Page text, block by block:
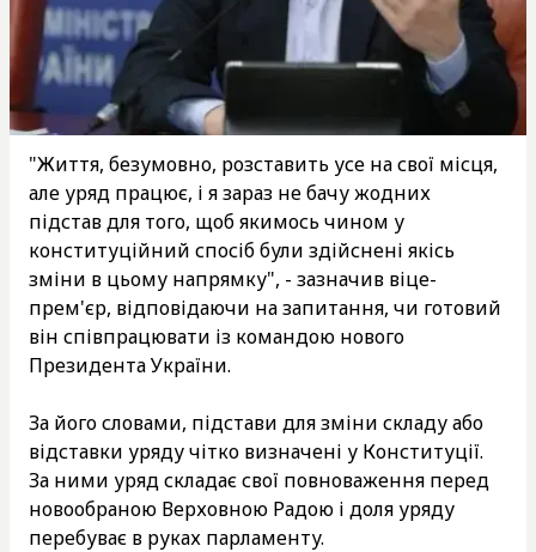
"Життя, безумовно, розставить усе на свої місця,
але уряд працює, і я зараз не бачу жодних
підстав для того, щоб якимось чином у
конституційний спосіб були здійснені якісь
зміни в цьому напрямку", - зазначив віце-
прем'єр, відповідаючи на запитання, чи готовий
він співпрацювати із командою нового
Президента України.
За його словами, підстави для зміни складу або
відставки уряду чітко визначені у Конституції.
За ними уряд складає свої повноваження перед
новообраною Верховною Радою і доля уряду
перебуває в руках парламенту.